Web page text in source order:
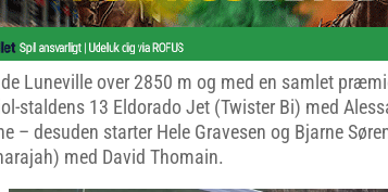
Luneville over 2850 m og med en samlet
staldens 13 Eldorado Jet (Twister Bi) med
– desuden starter Hele Gravesen og Bjarne
med David Thomain.